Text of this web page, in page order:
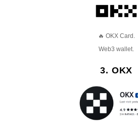
🔥 OKX Card.
Web3 wallet.
3. OKX